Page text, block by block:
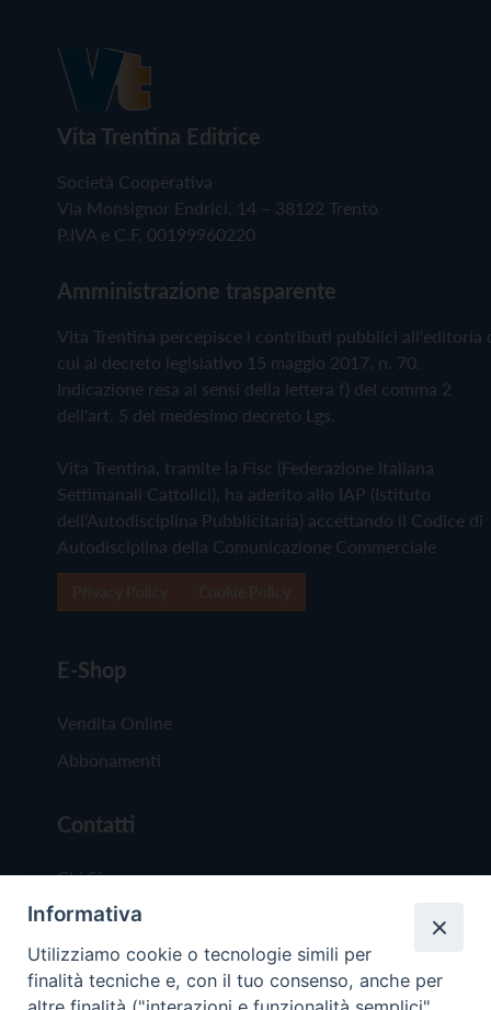
Vita Trentina Editrice
Società Cooperativa
Via Monsignor Endrici, 14 – 38122 Trento
P.IVA e C.F. 00199960220
Amministrazione trasparente
Vita Trentina percepisce i contributi pubblici all'editoria
cui al decreto legislativo 15 maggio 2017, n. 70.
Indicazione resa ai sensi della lettera f) del comma 2
dell'art. 5 del medesimo decreto Lgs.
Vita Trentina, tramite la Fisc (Federazione Italiana
Settimanali Cattolici), ha aderito allo IAP (Istituto
dell'Autodisciplina Pubblicitaria) accettando il Codice di
Autodisciplina della Comunicazione Commerciale
E-Shop
Vendita Online
Abbonamenti
Contatti
Chi Siamo
Redazione
Scrivici
Informativa
Utilizziamo cookie o tecnologie simili per
finalità tecniche e, con il tuo consenso, anche per